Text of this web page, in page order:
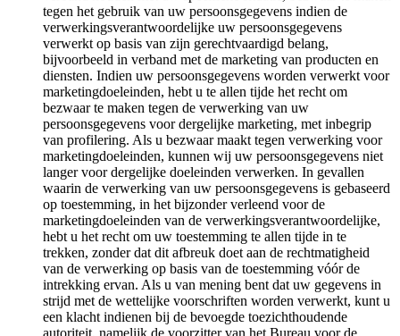
tegen het gebruik van uw persoonsgegevens indien de
verwerkingsverantwoordelijke uw persoonsgegevens
verwerkt op basis van zijn gerechtvaardigd belang,
bijvoorbeeld in verband met de marketing van producten en
diensten. Indien uw persoonsgegevens worden verwerkt voor
marketingdoeleinden, hebt u te allen tijde het recht om
bezwaar te maken tegen de verwerking van uw
persoonsgegevens voor dergelijke marketing, met inbegrip
van profilering. Als u bezwaar maakt tegen verwerking voor
marketingdoeleinden, kunnen wij uw persoonsgegevens niet
langer voor dergelijke doeleinden verwerken. In gevallen
waarin de verwerking van uw persoonsgegevens is gebaseerd
op toestemming, in het bijzonder verleend voor de
marketingdoeleinden van de verwerkingsverantwoordelijke,
hebt u het recht om uw toestemming te allen tijde in te
trekken, zonder dat dit afbreuk doet aan de rechtmatigheid
van de verwerking op basis van de toestemming vóór de
intrekking ervan. Als u van mening bent dat uw gegevens in
strijd met de wettelijke voorschriften worden verwerkt, kunt u
een klacht indienen bij de bevoegde toezichthoudende
autoriteit, namelijk de voorzitter van het Bureau voor de